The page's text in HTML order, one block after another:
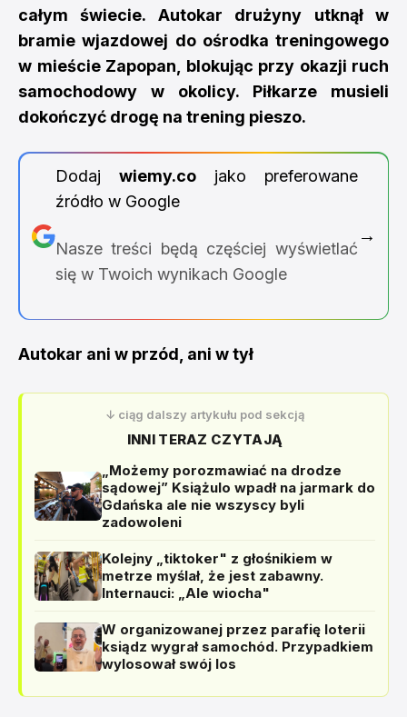
całym świecie. Autokar drużyny utknął w
bramie wjazdowej do ośrodka treningowego
w mieście Zapopan, blokując przy okazji ruch
samochodowy w okolicy. Piłkarze musieli
dokończyć drogę na trening pieszo.
Dodaj wiemy.cojako preferowane
źródło w Google
Nasze treści będą częściej wyświetlać
się w Twoich wynikach Google
→
Autokar ani w przód, ani w tył
↓ ciąg dalszy artykułu pod sekcją
INNI TERAZ CZYTAJĄ
„Możemy porozmawiać na drodze
sądowej” Książulo wpadł na jarmark do
Gdańska ale nie wszyscy byli
zadowoleni
Kolejny „tiktoker" z głośnikiem w
metrze myślał, że jest zabawny.
Internauci: „Ale wiocha"
W organizowanej przez parafię loterii
ksiądz wygrał samochód. Przypadkiem
wylosował swój los